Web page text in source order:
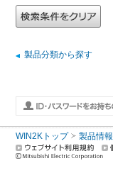
製品分類から探す
WIN2Kトップ 製品情報